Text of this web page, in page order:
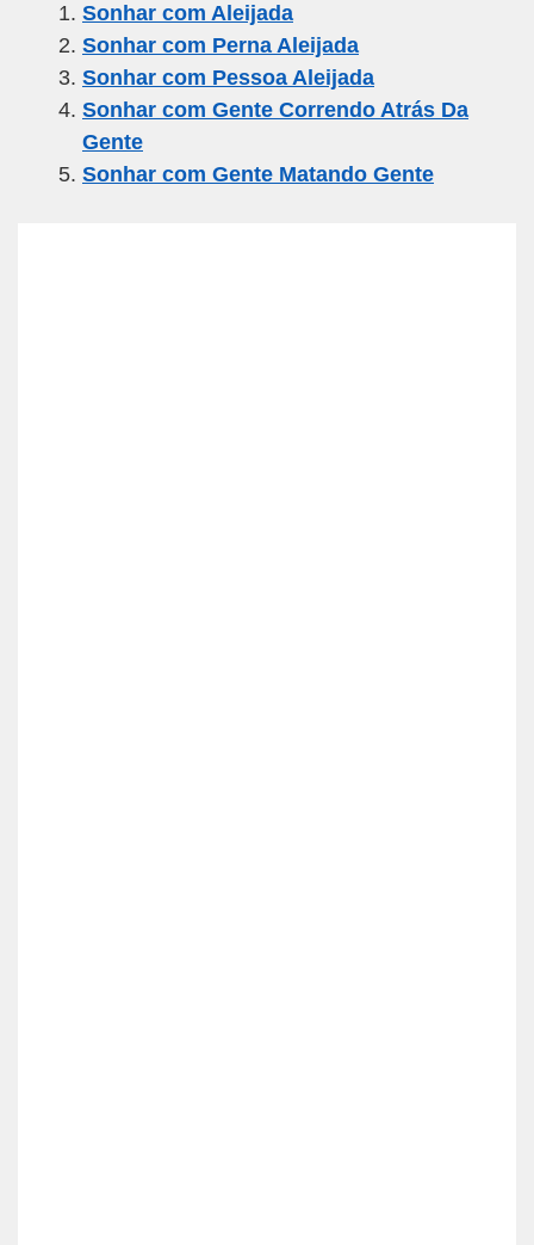
e
b
o
o
k
er gr
a
m
s
A
p
Sonhar com Aleijada
Sonhar com Perna Aleijada
Sonhar com Pessoa Aleijada
Sonhar com Gente Correndo Atrás Da
Gente
Sonhar com Gente Matando Gente